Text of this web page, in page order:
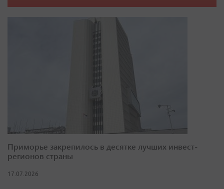
Приморье закрепилось в десятке лучших инвест-
регионов страны
17.07.2026